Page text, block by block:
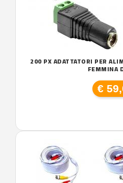
200 PX ADATTATORI PER
FEMMINA
€